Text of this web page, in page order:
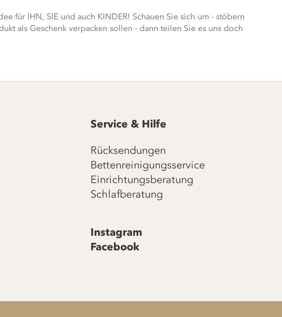
für IHN, SIE und auch KINDER! Schauen Sie sich um - stöbern
als Geschenk verpacken sollen - dann teilen Sie es uns doch
Service & Hilfe
Rücksendungen
Bettenreinigungsservice
Einrichtungsberatung
Schlafberatung
Instagram
Facebook